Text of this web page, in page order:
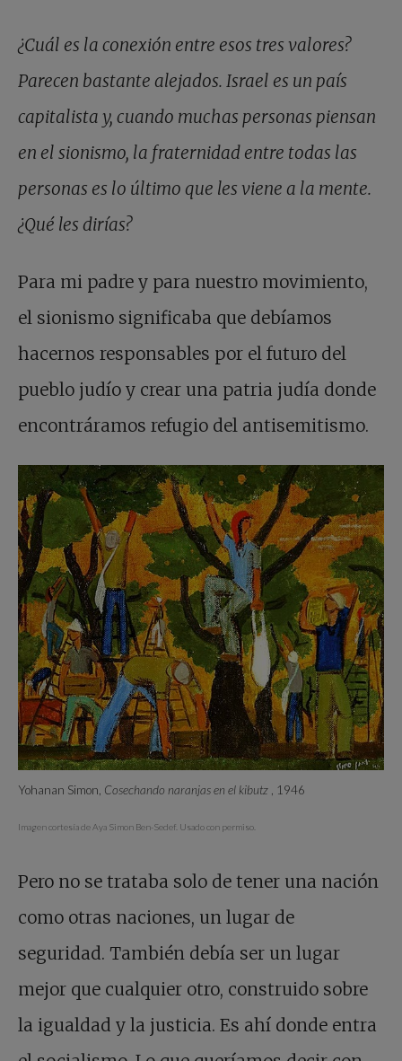
¿Cuál es la conexión entre esos tres valores?
Parecen bastante alejados. Israel es un país
capitalista y, cuando muchas personas piensan
en el sionismo, la fraternidad entre todas las
personas es lo último que les viene a la mente.
¿Qué les dirías?
Para mi padre y para nuestro movimiento,
el sionismo significaba que debíamos
hacernos responsables por el futuro del
pueblo judío y crear una patria judía donde
encontráramos refugio del antisemitismo.
Yohanan Simon, Cosechando naranjas en el kibutz , 1946
Imagen cortesía de Aya Simon Ben-Sedef. Usado con permiso.
Pero no se trataba solo de tener una nación
como otras naciones, un lugar de
seguridad. También debía ser un lugar
mejor que cualquier otro, construido sobre
la igualdad y la justicia. Es ahí donde entra